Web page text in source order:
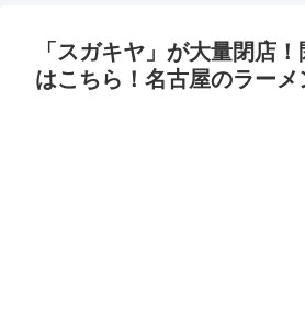
「スガキヤ」が大量閉店
はこちら！名古屋のラー